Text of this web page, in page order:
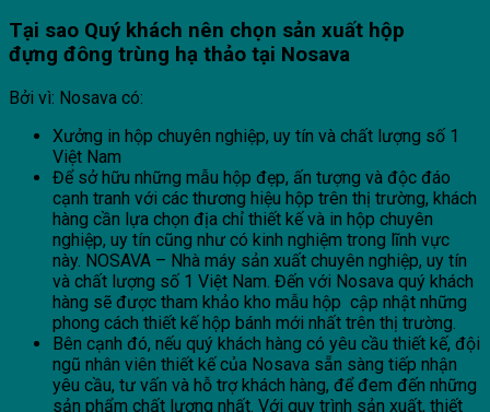
Tại sao Quý khách nên chọn sản xuất hộp
đựng đông trùng hạ thảo tại Nosava
Bởi vì: Nosava có:
Xưởng in hộp chuyên nghiệp, uy tín và chất lượng số 1
Việt Nam
Để sở hữu những mẫu hộp đẹp, ấn tượng và độc đáo
cạnh tranh với các thương hiệu hộp trên thị trường, khách
hàng cần lựa chọn địa chỉ thiết kế và in hộp chuyên
nghiệp, uy tín cũng như có kinh nghiệm trong lĩnh vực
này. NOSAVA – Nhà máy sản xuất chuyên nghiệp, uy tín
và chất lượng số 1 Việt Nam. Đến với Nosava quý khách
hàng sẽ được tham khảo kho mẫu hộp cập nhật những
phong cách thiết kế hộp bánh mới nhất trên thị trường.
Bên cạnh đó, nếu quý khách hàng có yêu cầu thiết kế, đội
ngũ nhân viên thiết kế của Nosava sẵn sàng tiếp nhận
yêu cầu, tư vấn và hỗ trợ khách hàng, để đem đến những
sản phẩm chất lượng nhất. Với quy trình sản xuất, thiết